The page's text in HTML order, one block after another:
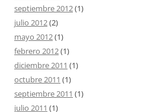
septiembre 2012(1)
julio 2012(2)
mayo 2012(1)
febrero 2012(1)
diciembre 2011 (1)
octubre 2011 (1)
septiembre 2011 (1)
julio 2011 (1)